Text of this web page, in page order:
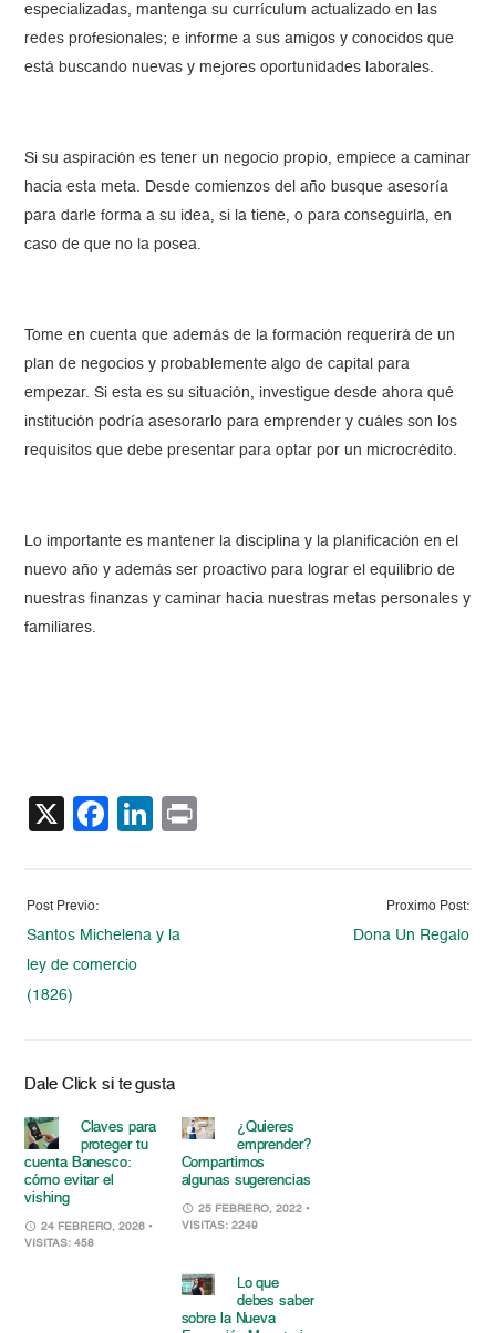
especializadas, mantenga su currículum actualizado en las
redes profesionales; e informe a sus amigos y conocidos que
está buscando nuevas y mejores oportunidades laborales.
Si su aspiración es tener un negocio propio, empiece a caminar
hacia esta meta. Desde comienzos del año busque asesoría
para darle forma a su idea, si la tiene, o para conseguirla, en
caso de que no la posea.
Tome en cuenta que además de la formación requerirá de un
plan de negocios y probablemente algo de capital para
empezar. Si esta es su situación, investigue desde ahora qué
institución podría asesorarlo para emprender y cuáles son los
requisitos que debe presentar para optar por un microcrédito.
Lo importante es mantener la disciplina y la planificación en el
nuevo año y además ser proactivo para lograr el equilibrio de
nuestras finanzas y caminar hacia nuestras metas personales y
familiares.
X Facebook
LinkedIn
Post Previo:
Santos Michelena y la
ley de comercio
(1826)
Proximo Post:
Dona Un Regalo
Dale Click si te gusta
Claves para
proteger tu
cuenta Banesco:
cómo evitar el
vishing
24 FEBRERO, 2026 •
VISITAS: 458
¿Quieres
emprender?
Compartimos
algunas sugerencias
25 FEBRERO, 2022 •
VISITAS: 2249
Lo que
debes saber
sobre la Nueva